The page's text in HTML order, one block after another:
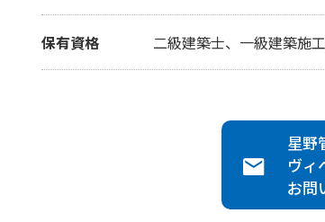
保有資格 二級建築士、一級建築施
星
ヴィ
お問